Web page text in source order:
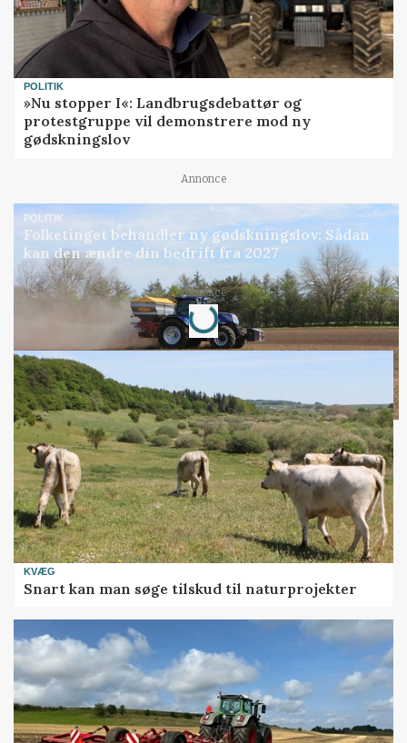
POLITIK
»Nu stopper I«: Landbrugsdebattør og
protestgruppe vil demonstrere mod ny
gødskningslov
Annonce
POLITIK
Folketinget behandler ny gødskningslov: Sådan
kan den ændre din bedrift fra 2027
Annonce
Loading...
KVÆG
Snart kan man søge tilskud til naturprojekter